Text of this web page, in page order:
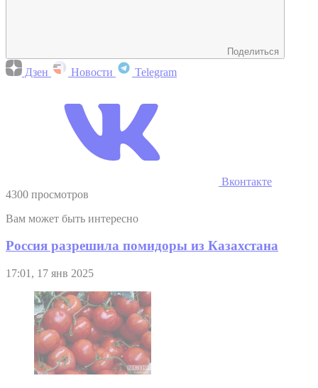
Поделиться
Дзен Новости Telegram
Вконтакте
4300 просмотров
Вам может быть интересно
Россия разрешила помидоры из Казахстана
17:01, 17 янв 2025